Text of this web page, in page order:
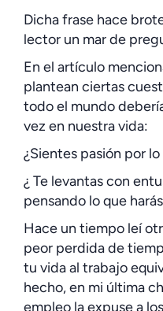
Dicha frase hace
lector un mar de
En el artículo
plantean ciertas
todo el mundo
vez en nuestra vida:
¿Sientes pasión por
¿ Te levantas con
pensando lo que
Hace un tiempo leí
peor perdida de
tu vida al trabajo
hecho, en mi última
empleo la expuse a